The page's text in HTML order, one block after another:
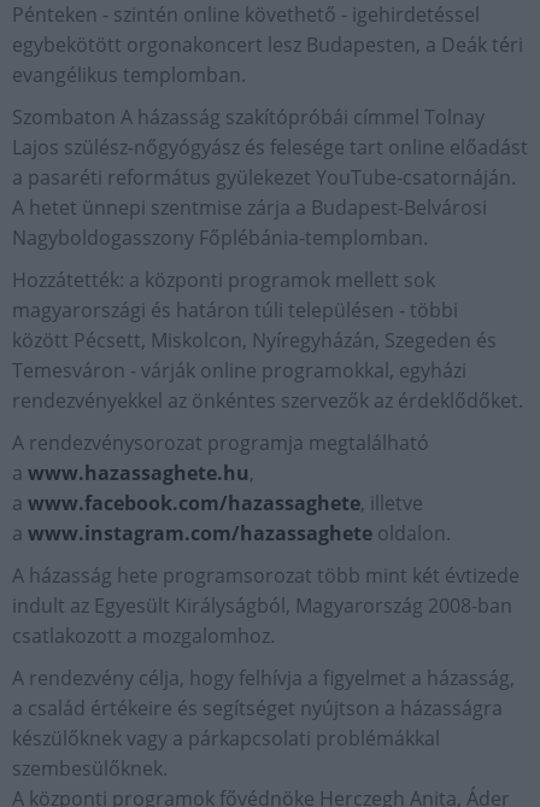
Pénteken - szintén online követhető - igehirdetéssel
egybekötött orgonakoncert lesz Budapesten, a Deák téri
evangélikus templomban.
Szombaton A házasság szakítópróbái címmel Tolnay
Lajos szülész-nőgyógyász és felesége tart online előadást
a pasaréti református gyülekezet YouTube-csatornáján.
A hetet ünnepi szentmise zárja a Budapest-Belvárosi
Nagyboldogasszony Főplébánia-templomban.
Hozzátették: a központi programok mellett sok
magyarországi és határon túli településen - többi
között Pécsett, Miskolcon, Nyíregyházán, Szegeden és
Temesváron - várják online programokkal, egyházi
rendezvényekkel az önkéntes szervezők az érdeklődőket.
A rendezvénysorozat programja megtalálható
a www.hazassaghete.hu,
a www.facebook.com/hazassaghete, illetve
a www.instagram.com/hazassaghete oldalon.
A házasság hete programsorozat több mint két évtizede
indult az Egyesült Királyságból, Magyarország 2008-ban
csatlakozott a mozgalomhoz.
A rendezvény célja, hogy felhívja a figyelmet a házasság,
a család értékeire és segítséget nyújtson a házasságra
készülőknek vagy a párkapcsolati problémákkal
szembesülőknek.
A központi programok fővédnöke Herczegh Anita, Áder